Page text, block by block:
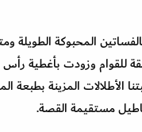
المحبوكة الطويلة
للقوام وزودت بأغطية
الأطلالات المزينة بطبعة
مستقيمة القصة.